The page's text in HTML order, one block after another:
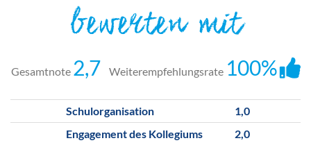
bewerten mit
Gesamtnote 2,7 Weiterempfehlungsrate 100%
Schulorganisation
1,0
Engagement des Kollegiums
2,0